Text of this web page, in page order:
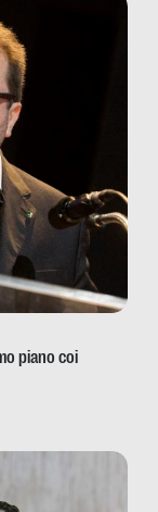
piano coi